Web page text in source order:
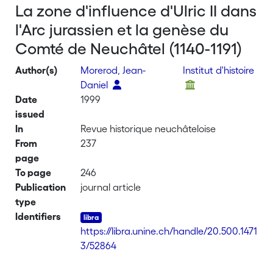
La zone d'influence d'Ulric II dans
l'Arc jurassien et la genèse du
Comté de Neuchâtel (1140-1191)
Author(s)
Morerod, Jean-
Daniel
Institut d'histoire
Date
issued
1999
In
Revue historique neuchâteloise
From
page
237
To page
246
Publication
type
journal article
Identifiers
https://libra.unine.ch/handle/20.500.1471
3/52864